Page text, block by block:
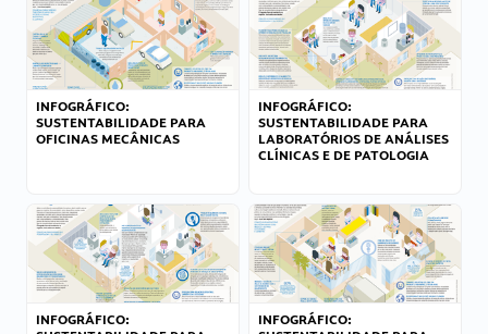
INFOGRÁFICO:
SUSTENTABILIDADE PARA
OFICINAS MECÂNICAS
INFOGRÁFICO:
SUSTENTABILIDADE PARA
LABORATÓRIOS DE ANÁLISES
CLÍNICAS E DE PATOLOGIA
INFOGRÁFICO:
INFOGRÁFICO: